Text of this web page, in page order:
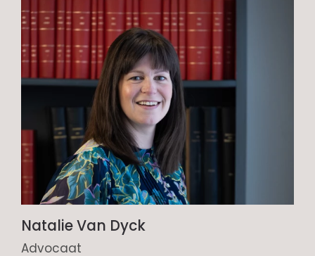
Natalie Van Dyck
Advocaat